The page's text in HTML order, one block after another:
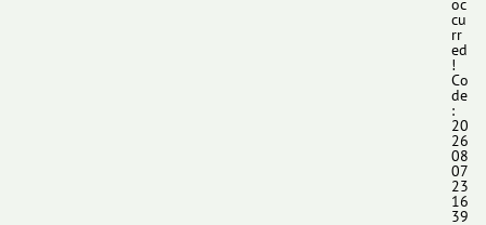
oc
cu
rr
ed
!
Co
de
:
20
26
08
07
23
16
39